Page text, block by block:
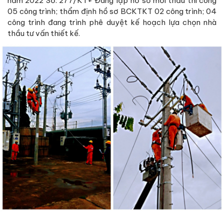
05 công trình; thẩm định hồ sơ BCKTKT 02 công trình; 04
công trình đang trình phê duyệt kế hoạch lựa chọn nhà
thầu tư vấn thiết kế.